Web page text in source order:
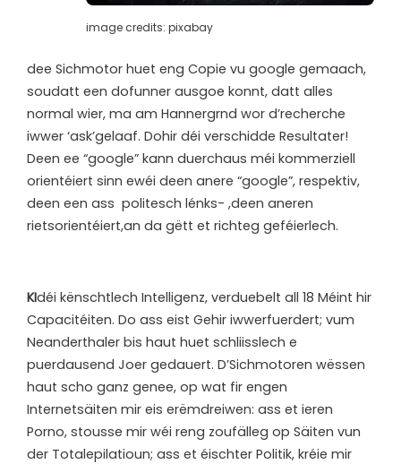
image credits: pixabay
dee Sichmotor huet eng Copie vu google gemaach,
soudatt een dofunner ausgoe konnt, datt alles
normal wier, ma am Hannergrnd wor d’recherche
iwwer ‘ask’gelaaf. Dohir déi verschidde Resultater!
Deen ee “google” kann duerchaus méi kommerziell
orientéiert sinn ewéi deen anere “google”, respektiv,
deen een ass politesch lénks- ,deen aneren
rietsorientéiert,an da gëtt et richteg geféierlech.
KIdéi kënschtlech Intelligenz, verduebelt all 18 Méint hir
Capacitéiten. Do ass eist Gehir iwwerfuerdert; vum
Neanderthaler bis haut huet schliisslech e
puerdausend Joer gedauert. D’Sichmotoren wëssen
haut scho ganz genee, op wat fir engen
Internetsäiten mir eis erëmdreiwen: ass et ieren
Porno, stousse mir wéi reng zoufälleg op Säiten vun
der Totalepilatioun; ass et éischter Politik, kréie mir